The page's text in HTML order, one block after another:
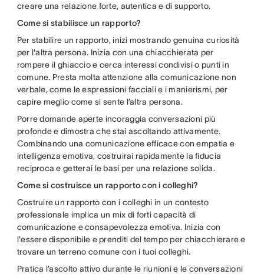
creare una relazione forte, autentica e di supporto.
Come si stabilisce un rapporto?
Per stabilire un rapporto, inizi mostrando genuina curiosità
per l'altra persona. Inizia con una chiacchierata per
rompere il ghiaccio e cerca interessi condivisi o punti in
comune. Presta molta attenzione alla comunicazione non
verbale, come le espressioni facciali e i manierismi, per
capire meglio come si sente l’altra persona.
Porre domande aperte incoraggia conversazioni più
profonde e dimostra che stai ascoltando attivamente.
Combinando una comunicazione efficace con empatia e
intelligenza emotiva, costruirai rapidamente la fiducia
reciproca e getterai le basi per una relazione solida.
Come si costruisce un rapporto con i colleghi?
Costruire un rapporto con i colleghi in un contesto
professionale implica un mix di forti capacità di
comunicazione e consapevolezza emotiva. Inizia con
l'essere disponibile e prenditi del tempo per chiacchierare e
trovare un terreno comune con i tuoi colleghi.
Pratica l’ascolto attivo durante le riunioni e le conversazioni